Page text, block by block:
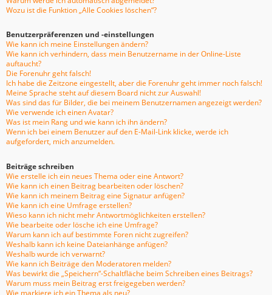
Wozu ist die Funktion „Alle Cookies löschen“?
Benutzerpräferenzen und -einstellungen
Wie kann ich meine Einstellungen ändern?
Wie kann ich verhindern, dass mein Benutzername in der Online-Liste
auftaucht?
Die Forenuhr geht falsch!
Ich habe die Zeitzone eingestellt, aber die Forenuhr geht immer noch falsch!
Meine Sprache steht auf diesem Board nicht zur Auswahl!
Was sind das für Bilder, die bei meinem Benutzernamen angezeigt werden?
Wie verwende ich einen Avatar?
Was ist mein Rang und wie kann ich ihn ändern?
Wenn ich bei einem Benutzer auf den E-Mail-Link klicke, werde ich
aufgefordert, mich anzumelden.
Beiträge schreiben
Wie erstelle ich ein neues Thema oder eine Antwort?
Wie kann ich einen Beitrag bearbeiten oder löschen?
Wie kann ich meinem Beitrag eine Signatur anfügen?
Wie kann ich eine Umfrage erstellen?
Wieso kann ich nicht mehr Antwortmöglichkeiten erstellen?
Wie bearbeite oder lösche ich eine Umfrage?
Warum kann ich auf bestimmte Foren nicht zugreifen?
Weshalb kann ich keine Dateianhänge anfügen?
Weshalb wurde ich verwarnt?
Wie kann ich Beiträge den Moderatoren melden?
Was bewirkt die „Speichern“-Schaltfläche beim Schreiben eines Beitrags?
Warum muss mein Beitrag erst freigegeben werden?
Wie markiere ich ein Thema als neu?